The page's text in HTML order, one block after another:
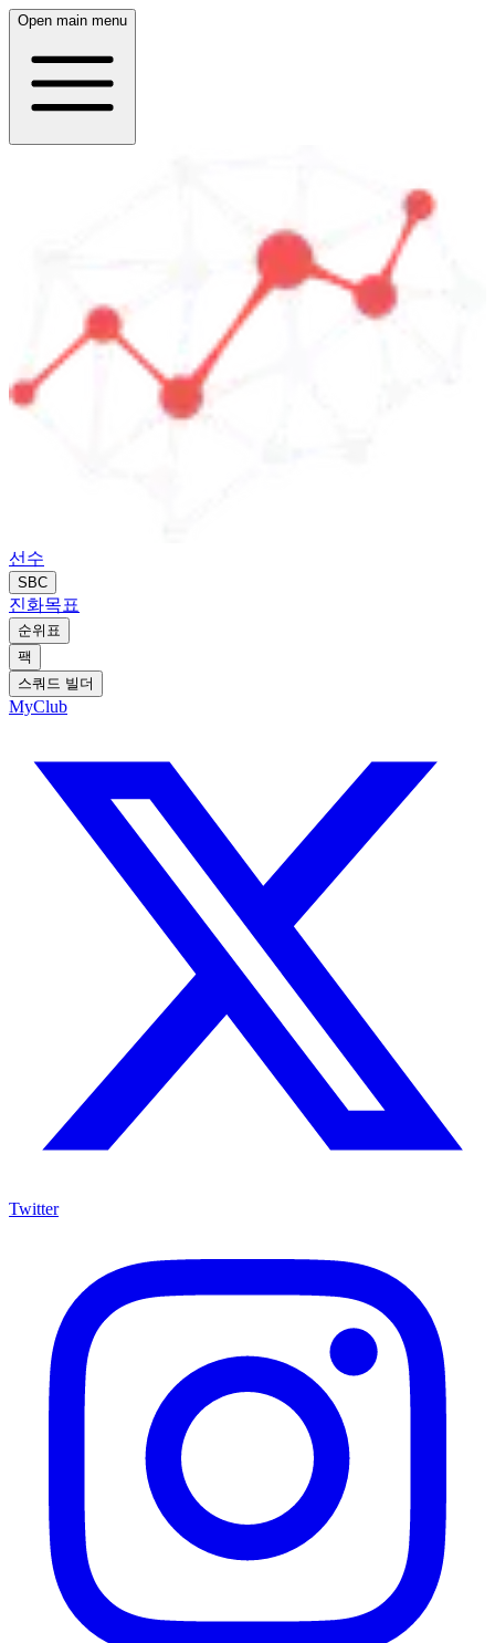
Open main menu
선수
SBC
진화목표
순위표
팩
스쿼드 빌더
MyClub
Twitter